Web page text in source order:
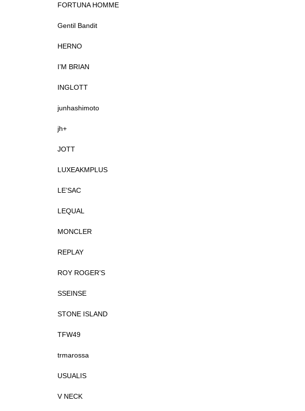
FORTUNA HOMME
Gentil Bandit
HERNO
I’M BRIAN
INGLOTT
junhashimoto
jh+
JOTT
LUXEAKMPLUS
LE’SAC
LEQUAL
MONCLER
REPLAY
ROY ROGER’S
SSEINSE
STONE ISLAND
TFW49
trmarossa
USUALIS
V NECK